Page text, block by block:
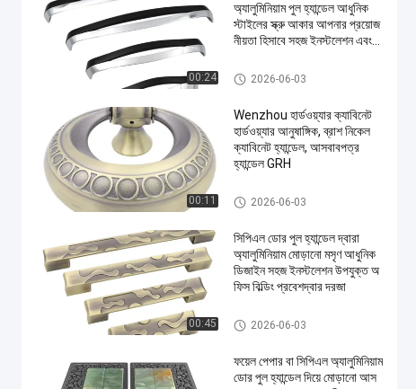
00:24
অ্যালুমিনিয়াম পুল হ্যান্ডেল আধুনিক
স্টাইলের স্ক্রু আকার আপনার প্রয়োজ
নীয়তা হিসাবে সহজ ইনস্টলেশন এবং
অ্যালুমিনিয়াম পুল হ্যান্ডলগুলি
2026-06-03
00:11
Wenzhou হার্ডওয়্যার ক্যাবিনেট
হার্ডওয়্যার আনুষাঙ্গিক, ব্রাশ নিকেল
ক্যাবিনেট হ্যান্ডেল, আসবাবপত্র
হ্যান্ডেল GRH
অ্যালুমিনিয়াম পুল হ্যান্ডলগুলি
2026-06-03
00:45
সিপিএল ডোর পুল হ্যান্ডেল দ্বারা
অ্যালুমিনিয়াম মোড়ানো মসৃণ আধুনিক
ডিজাইন সহজ ইনস্টলেশন উপযুক্ত অ
ফিস বিল্ডিং প্রবেশদ্বার দরজা
অ্যালুমিনিয়াম পুল হ্যান্ডলগুলি
2026-06-03
ফয়েল পেপার বা সিপিএল অ্যালুমিনিয়াম
ডোর পুল হ্যান্ডেল দিয়ে মোড়ানো আস